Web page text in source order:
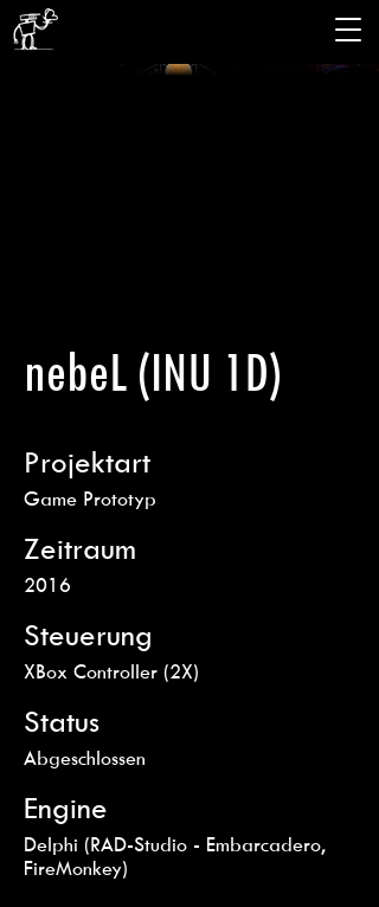
nebeL (INU 1D)
Projektart
Game Prototyp
Zeitraum
2016
Steuerung
XBox Controller (2X)
Status
Abgeschlossen
Engine
Delphi (RAD-Studio - Embarcadero,
FireMonkey)